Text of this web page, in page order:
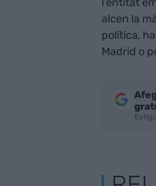
alcen la
política,
Madrid o